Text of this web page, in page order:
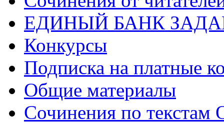
ЕДИНЫЙ БАНК
Конкурсы
Подписка на платные
Общие материалы
Сочинения по текстам